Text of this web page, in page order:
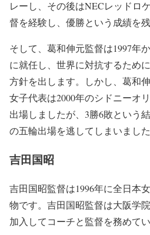
レーし、その後はNECレッドロ
督を経験し、優勝という成績を残
そして、葛和伸元監督は1997年
に就任し、世界に対抗するため
方針を出します。しかし、葛和
女子代表は2000年のシドニーオ
出場しましたが、3勝6敗という
の五輪出場を逃してしまいました
吉田国昭
吉田国昭監督は1996年に全日本
物です。吉田国昭監督は大阪学
加入してコーチと監督を務めてい